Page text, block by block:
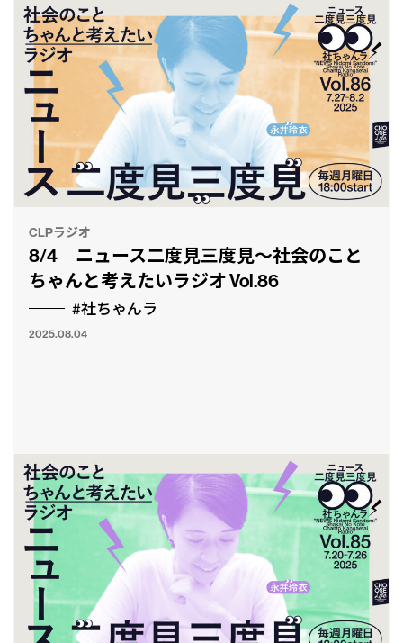
CLPラジオ
8/4 ニュース二度見三度見〜社会のこと
ちゃんと考えたいラジオ Vol.86
#社ちゃんラ
2025.08.04